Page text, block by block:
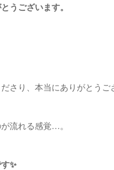
うございます。
さり、本当にありがとうご
流れる感覚…。
✨